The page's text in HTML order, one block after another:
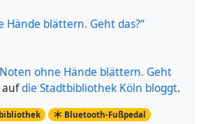
Hände blättern. Geht das?“
ohne Hände blättern. Geht
aufdie Stadtbibliothek Köln bloggt.
Bluetooth-Fußpedal